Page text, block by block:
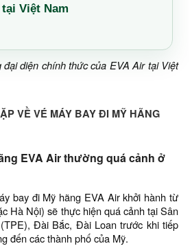
tại Việt Nam
diện chính thức của EVA Air tại Việt
VỀ VÉ MÁY BAY ĐI MỸ HÃNG
EVA Air thường quá cảnh ở
bay đi Mỹ hãng EVA Air khởi hành từ
Hà Nội) sẽ thực hiện quá cảnh tại Sân
Đài Bắc, Đài Loan trước khi tiếp
đến các thành phố của Mỹ.